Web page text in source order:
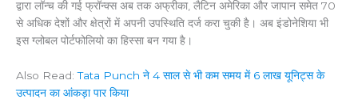
द्वारा लॉन्च की गई फ्रॉन्क्स अब तक अफ्रीका, लैटिन अमेरिका और जापान समेत 70
से अधिक देशों और क्षेत्रों में अपनी उपस्थिति दर्ज करा चुकी है। अब इंडोनेशिया भी
इस ग्लोबल पोर्टफोलियो का हिस्सा बन गया है।
Also Read:Tata Punch ने 4 साल से भी कम समय में 6 लाख यूनिट्स के
उत्पादन का आंकड़ा पार किया